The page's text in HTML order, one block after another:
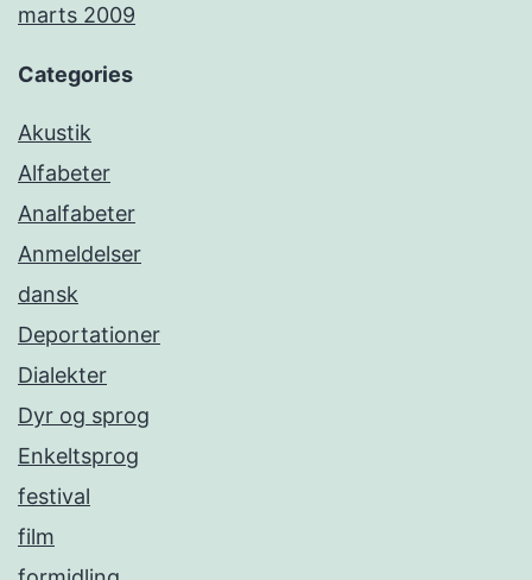
marts 2009
Categories
Akustik
Alfabeter
Analfabeter
Anmeldelser
dansk
Deportationer
Dialekter
Dyr og sprog
Enkeltsprog
festival
film